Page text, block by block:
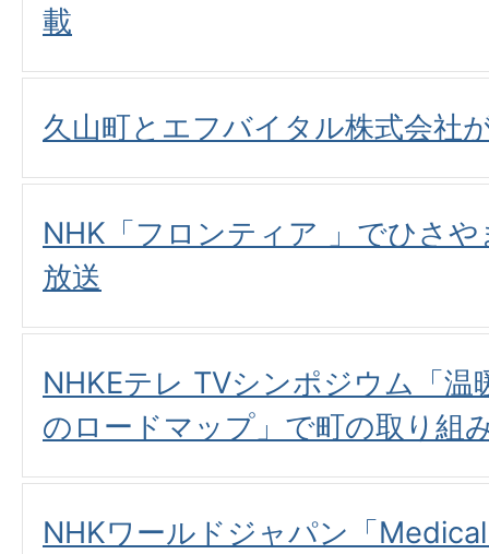
載
久山町とエフバイタル株式会社
NHK「フロンティア 」でひさ
放送
NHKEテレ TVシンポジウム「
のロードマップ」で町の取り組
NHKワールドジャパン「